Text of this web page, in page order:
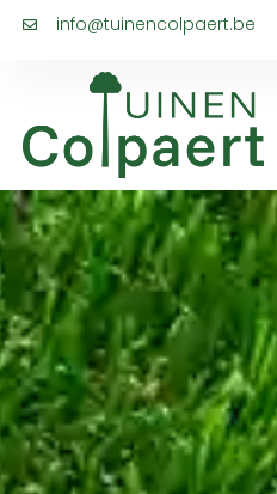
info@tuinencolpaert.be